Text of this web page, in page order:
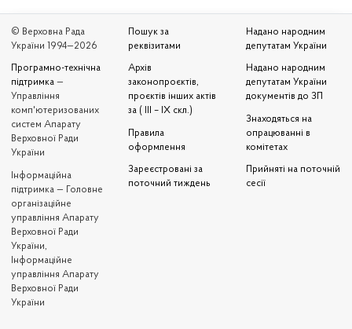
© Верховна Рада
України 1994—2026
Програмно-технічна
підтримка —
Управління
комп'ютеризованих
систем Апарату
Верховної Ради
України
Iнформаційна
підтримка — Головне
організаційне
управління Апарату
Верховної Ради
України,
Інформаційне
управління Апарату
Верховної Ради
України
Пошук за
реквізитами
Архів
законопроєктів,
проєктів інших актів
за ( III – IX скл.)
Правила
оформлення
Зареєстровані за
поточний тиждень
Надано народним
депутатам України
Надано народним
депутатам України
документів до ЗП
Знаходяться на
опрацюванні в
комітетах
Прийняті на поточній
сесії